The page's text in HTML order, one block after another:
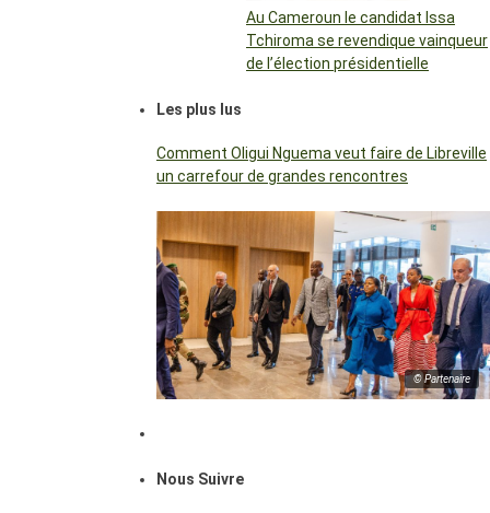
Au Cameroun le candidat Issa
Tchiroma se revendique vainqueur
de l’élection présidentielle
Les plus lus
Comment Oligui Nguema veut faire de Libreville
un carrefour de grandes rencontres
© Partenaire
Nous Suivre